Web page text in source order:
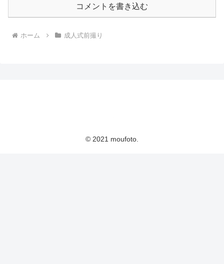
コメントを書き込む
ホーム 成人式前撮り
© 2021 moufoto.